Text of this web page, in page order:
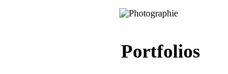
Portfolios